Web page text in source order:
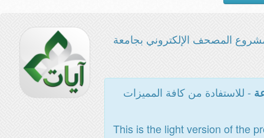
المصحف الإلكتروني بجامعة
- للاستفادة من كافة المميزات
This is the light version of the